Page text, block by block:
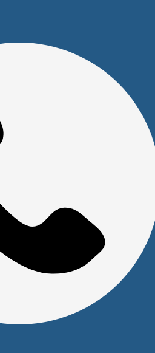
и сотрудники
и оплата
персональных данных
лицам
Сервисного Центра
на связи
30